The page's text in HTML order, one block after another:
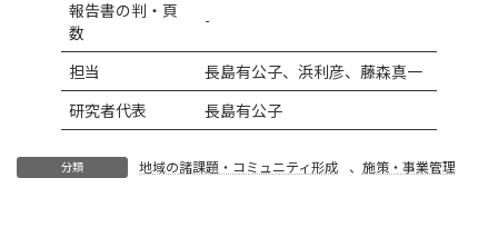
報告書の判・頁
数
-
担当 長島有公子、浜利彦、藤森真一
研究者代表 長島有公子
分類 地域の諸課題・コミュニティ形成 、 施策・事業管理